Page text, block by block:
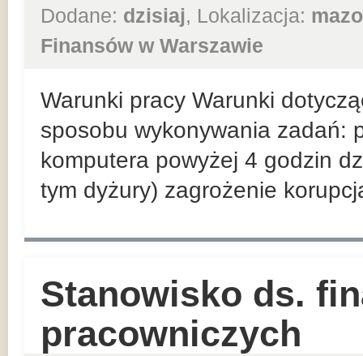
Dodane: dzisiaj, Lokalizacja:
Finansów w Warszawie
Warunki pracy Warunki
sposobu wykonywania zadań:
komputera powyżej 4 godzin
tym dyżury) zagrożenie
Stanowisko ds.
pracowniczych